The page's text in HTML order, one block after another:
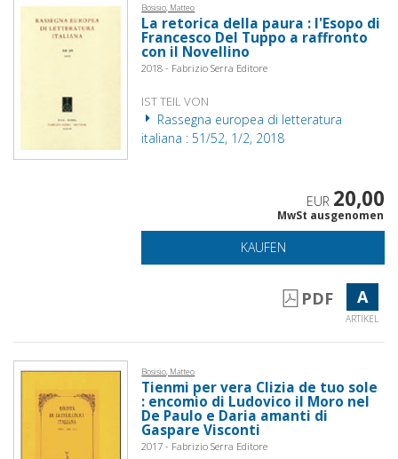
Bosisio, Matteo
La retorica della paura : l'Esopo di
Francesco Del Tuppo a raffronto
con il Novellino
2018 - Fabrizio Serra Editore
IST TEIL VON
Rassegna europea di letteratura
italiana : 51/52, 1/2, 2018
EUR 20,00
MwSt ausgenomen
KAUFEN
PDF A
ARTIKEL
Bosisio, Matteo
Tienmi per vera Clizia de tuo sole
: encomio di Ludovico il Moro nel
De Paulo e Daria amanti di
Gaspare Visconti
2017 - Fabrizio Serra Editore